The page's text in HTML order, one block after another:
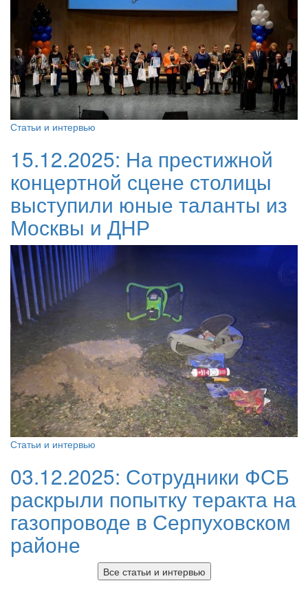
Статьи и интервью
15.12.2025: На престижной
концертной сцене столицы
выступили юные таланты из
Москвы и ДНР
Статьи и интервью
03.12.2025: Сотрудники ФСБ
раскрыли попытку теракта на
газопроводе в Серпуховском
районе
Все статьи и интервью